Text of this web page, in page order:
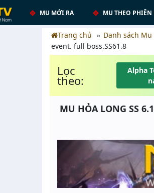
MU MỚI RA MU THEO PHIÊN
Trang chủ Danh sách Mu
event. full boss.SS61.8
Lọc
theo:
Alpha
MU HỎA LONG SS